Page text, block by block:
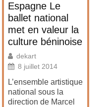
Espagne Le
ballet national
met en valeur la
culture béninoise
dekart
8 juillet 2014
L’ensemble artistique
national sous la
direction de Marcel